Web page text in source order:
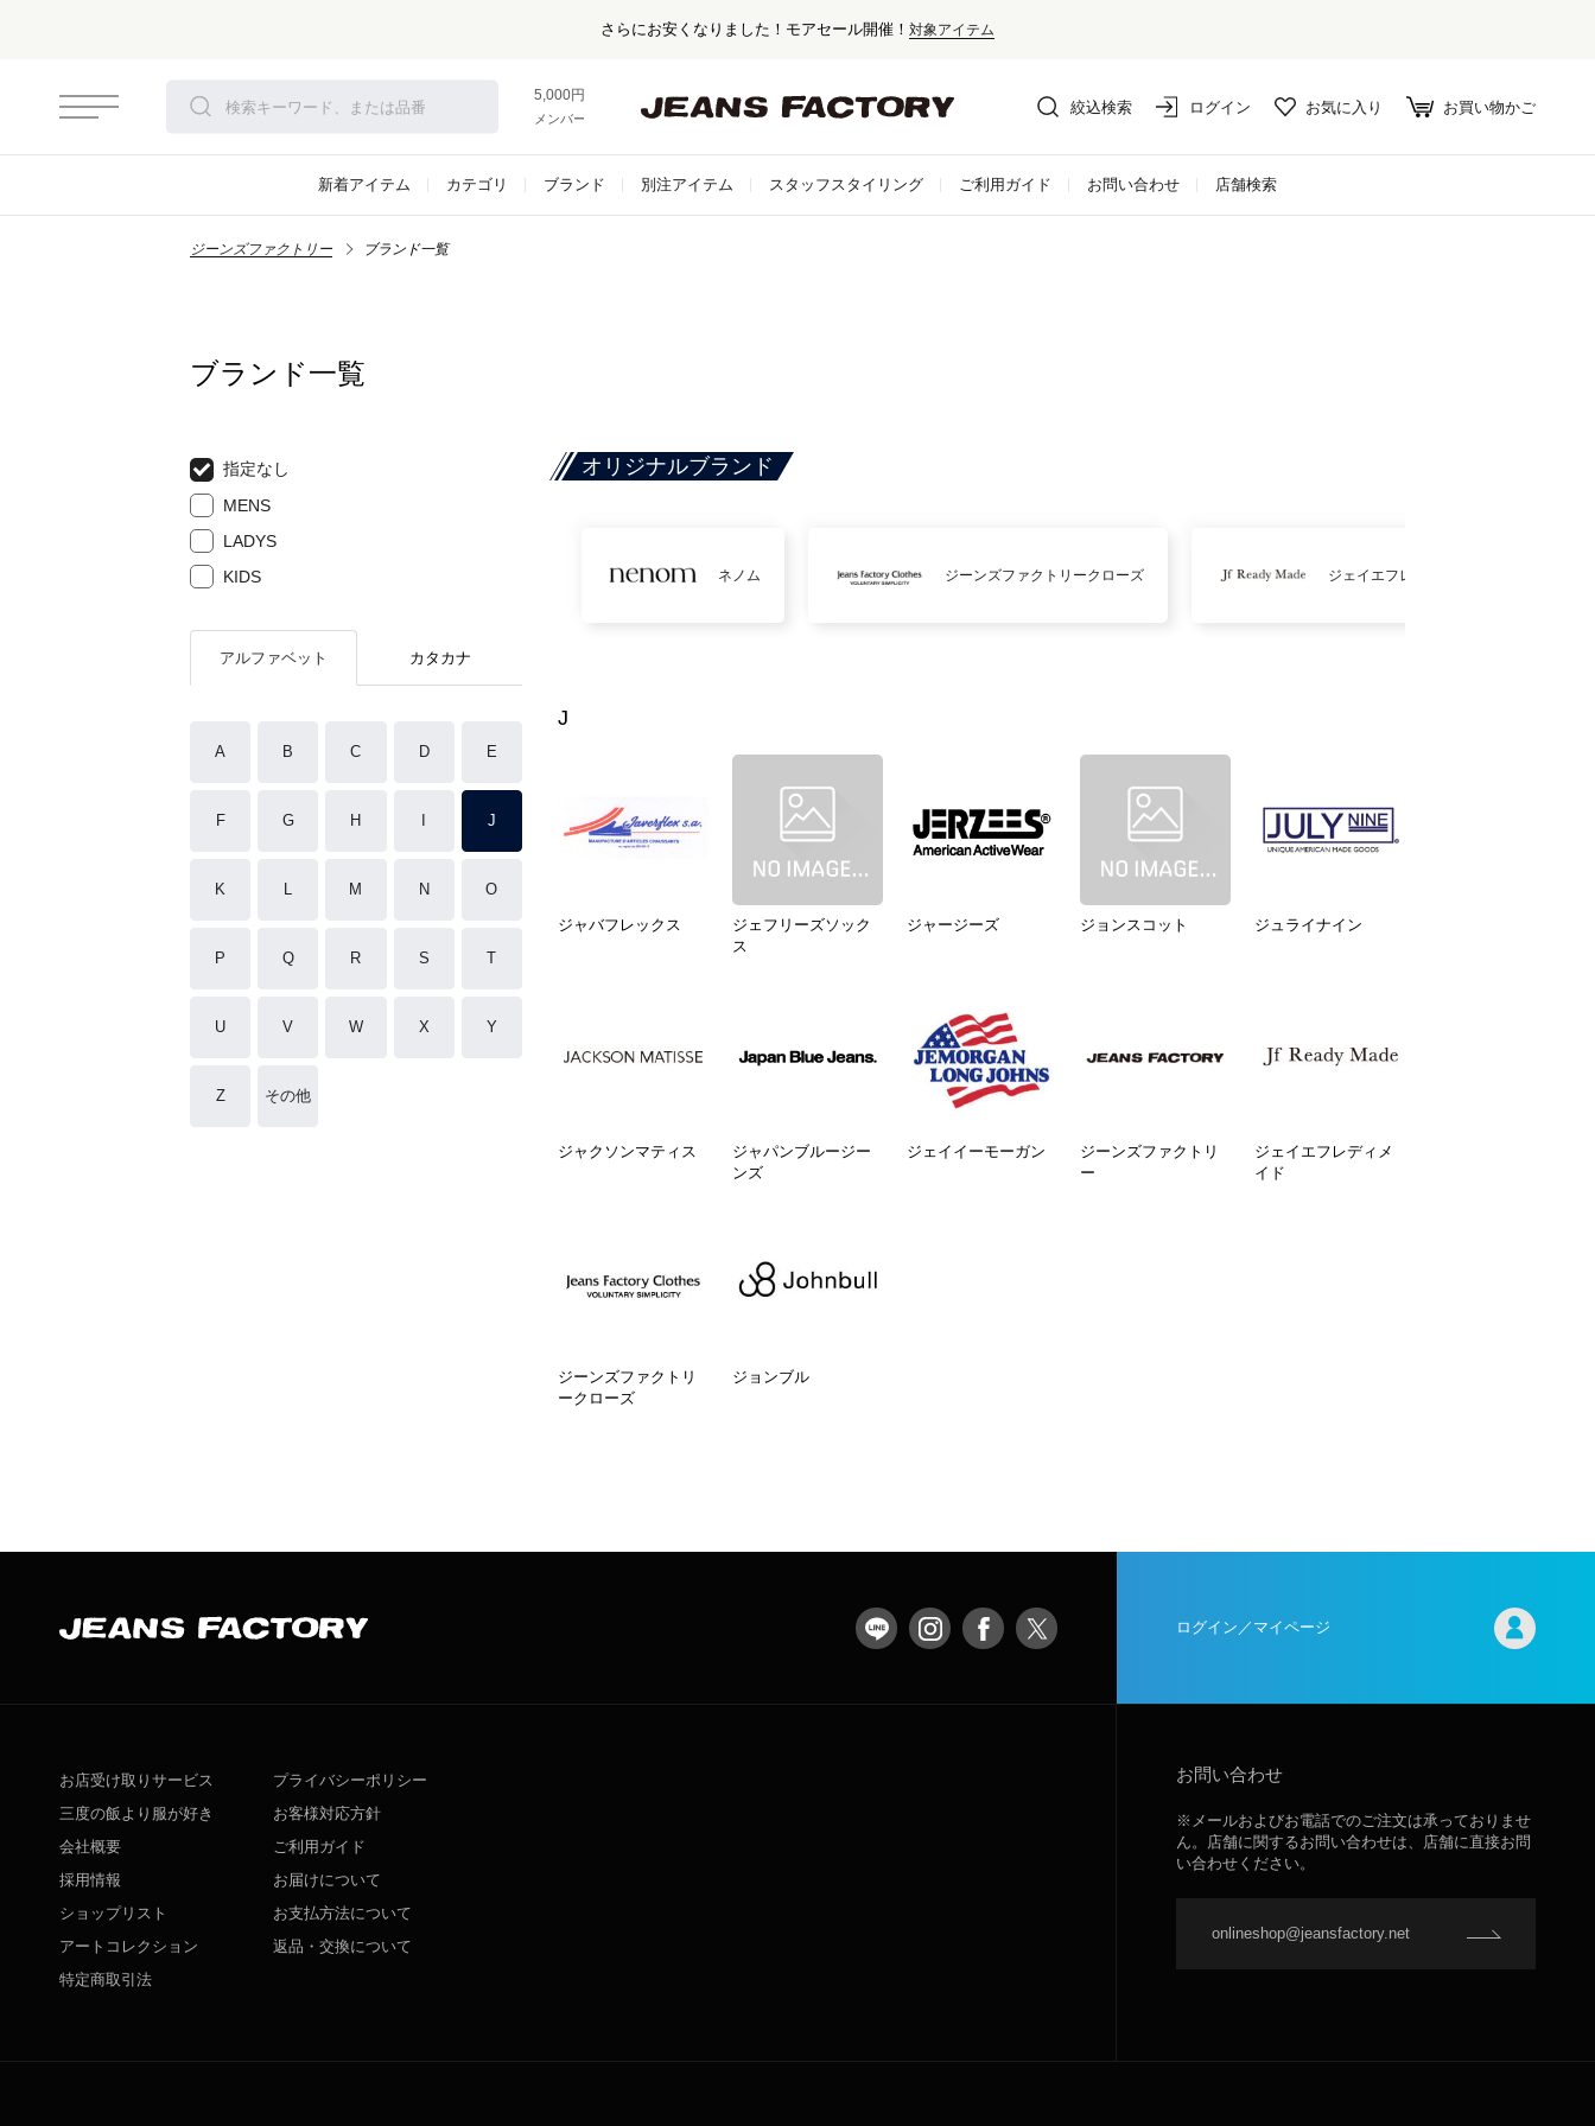
さらにお安くなりました！モアセール開催！ 対象アイテム
5,000円以上お買い上げで送料無料！
メンバー登録でお得な情報をゲット。さらに詳しく
絞込検索 ログイン お気に入り お買い物かご
新着アイテム カテゴリ ブランド 別注アイテム スタッフスタイリング ご利用ガイド お問い合わせ 店舗検索
ジーンズファクトリー ブランド一覧
ブランド一覧
指定なし
MENS
LADYS
KIDS
アルファベット カタカナ
A B C D E
F G H J
K L M N O
P Q R S T
U V W X Y
Z その他
オリジナルブランド
ネノム ジーンズファクトリークローズ ジェイエフレディメイド
J
ジャバフレックス
ジェフリーズソック
ス
ジャージーズ ジョンスコット ジュライナイン
ジャクソンマティス
ジャパンブルージー
ンズ
ジェイイーモーガン
ジーンズファクトリ
ー
ジェイエフレディメ
イド
ジーンズファクトリ
ークローズ
ジョンブル
ログイン／マイページ
お店受け取りサービス
三度の飯より服が好き
会社概要
採用情報
ショップリスト
アートコレクション
特定商取引法
プライバシーポリシー
お客様対応方針
ご利用ガイド
お届けについて
お支払方法について
返品・交換について
お問い合わせ
※メールおよびお電話でのご注文は承っておりませ
ん。店舗に関するお問い合わせは、店舗に直接お問
い合わせください。
onlineshop@jeansfactory.net